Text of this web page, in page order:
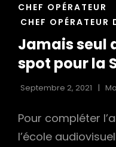
CAT
LINKS
CHEF OPÉRATEUR
CHEF OPÉRATEUR
Jamais seul
spot pour la
Septembre 2, 2021
Pour compléter
l’école